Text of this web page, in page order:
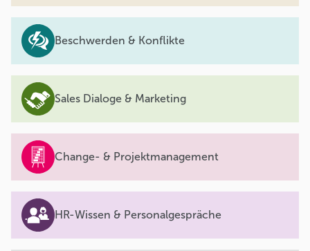
Beschwerden & Konflikte
Sales Dialoge & Marketing
Change- & Projektmanagement
HR-Wissen & Personalgespräche